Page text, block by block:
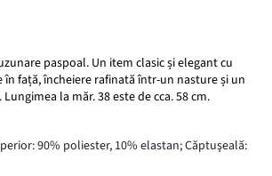
paspoal. Un item clasic și elegant cu
în față, încheiere rafinată într-un nasture și un
la măr. 38 este de cca. 58 cm.
90% poliester, 10% elastan; Căptuşeală: